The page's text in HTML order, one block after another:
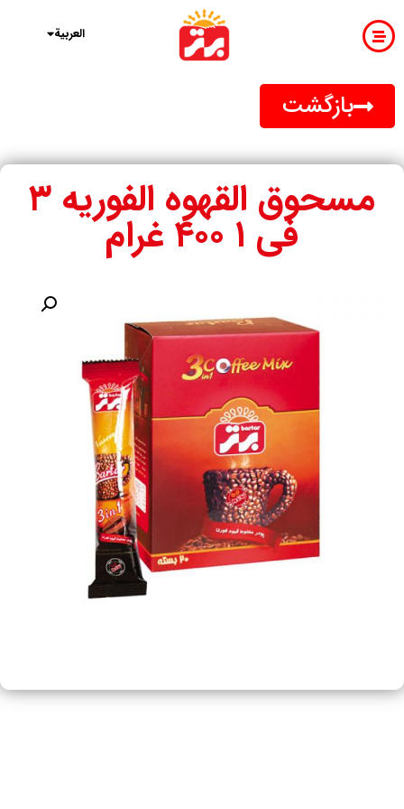
العربية
English
بازگشت
مسحوق القهوه الفوریه ۳
فی ۱ ۴۰۰ غرام